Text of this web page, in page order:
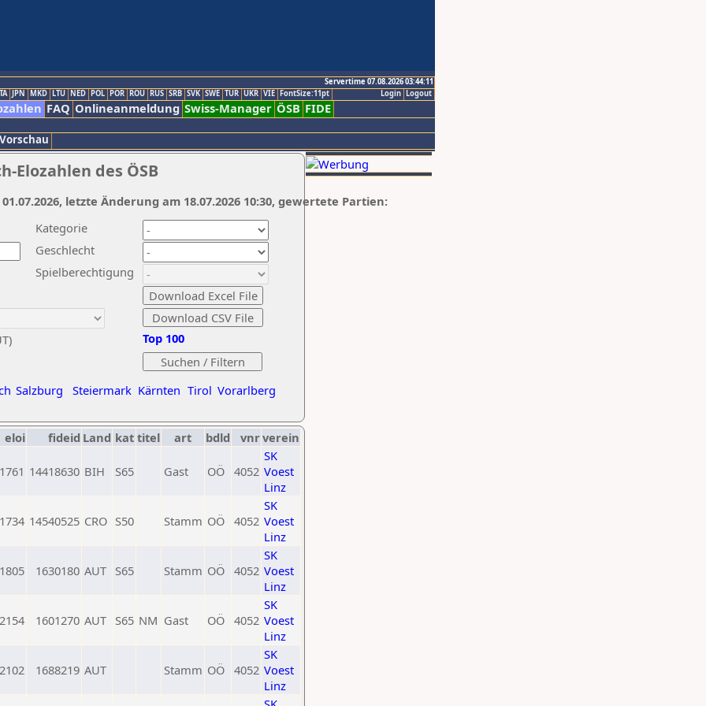
Servertime 07.08.2026 03:44:11
Logout
Login
JPN MKD LTU NED POL POR ROU RUS SRB SVK SWE TUR UKR VIE FontSize:11pt
FAQ Onlineanmeldung Swiss-Manager ÖSB FIDE
Elozahlen des ÖSB
Kategorie
Geschlecht
Spielberechtigung
Salzburg Steiermark Kärnten Tirol Vorarlberg
Top 100
letzte Änderung am 18.07.2026 10:30, gewertete Partien:
eloi fideid Land kat titel art bdld vnrverein
1761 14418630 BIH S65 Gast OÖ 4052
SK
Voest
Linz
1734 14540525 CRO S50 Stamm OÖ 4052
SK
Voest
Linz
1805 1630180 AUT S65 Stamm OÖ 4052
SK
Voest
Linz
2154 1601270 AUT S65 NM Gast OÖ 4052
SK
Voest
Linz
2102 1688219 AUT Stamm OÖ 4052
SK
Voest
Linz